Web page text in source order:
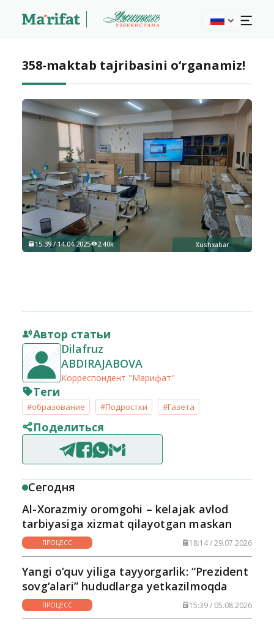
358-maktab tajribasini o‘rganamiz!
Xushxabar
15:39 / 14.04.2025 2.40k
Автор статьи
Dilafruz
ABDIRAJABOVA
Корреспондент "Марифат"
Теги
#образование #Подростки #Газета
Поделиться
Сегодня
Al-Xorazmiy oromgohi – kelajak avlod
tarbiyasiga xizmat qilayotgan maskan
ПРОЦЕСС 18:14 / 29.07.2026
Yangi o‘quv yiliga tayyorgarlik: “Prezident
sovg‘alari” hududlarga yetkazilmoqda
ПРОЦЕСС 15:39 / 05.08.2026